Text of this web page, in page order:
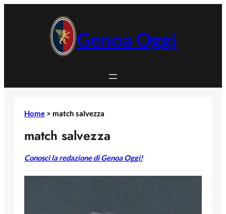
Genoa Oggi
Home > match salvezza
match salvezza
Conosci la redazione di Genoa Oggi!